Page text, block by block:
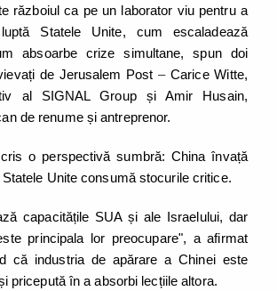
războiul ca pe un laborator viu pentru a
Statele Unite, cum escaladează
absoarbe crize simultane, spun doi
de Jerusalem Post–Carice Witte,
al SIGNAL Group și Amir Husain,
de renume și antreprenor.
o perspectivă sumbră: China învață
Unite consumă stocurile critice.
capacitățile SUA și ale Israelului, dar
principala lor preocupare", a afirmat
că industria de apărare a Chinei este
pricepută în a absorbi lecțiile altora.